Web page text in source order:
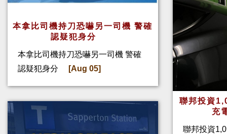
本拿比司機持刀恐嚇另一司機 警確
認疑犯身分
本拿比司機持刀恐嚇另一司機 警確
認疑犯身分
[Aug 05]
聯邦投資
充
聯邦投資